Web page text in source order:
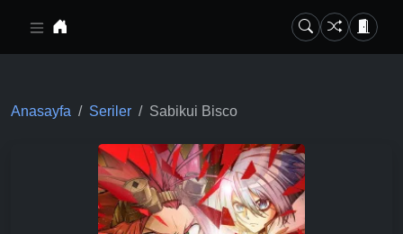
Anasayfa Seriler Sabikui Bisco